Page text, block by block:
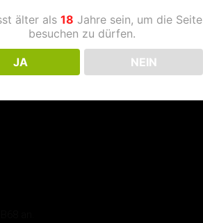
älter als 18 Jahre sein, um die Seite
besuchen zu dürfen.
JA NEIN